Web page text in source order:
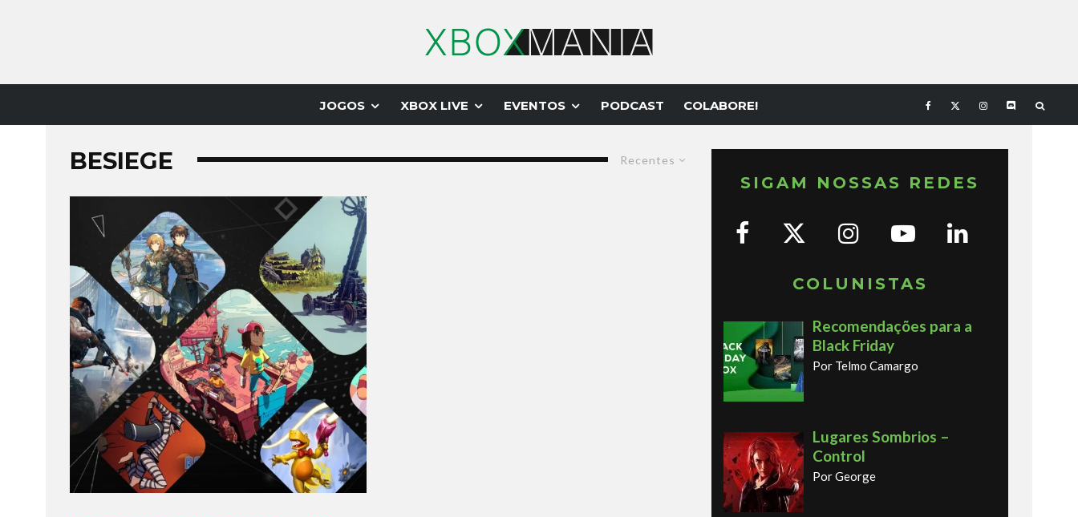
JOGOS XBOX LIVE EVENTOS PODCAST COLABORE!
Recentes
BESIEGE
SIGAM NOSSAS REDES
COLUNISTAS
Recomendações para a
Black Friday
Por Telmo Camargo
Lugares Sombrios –
Control
Por George